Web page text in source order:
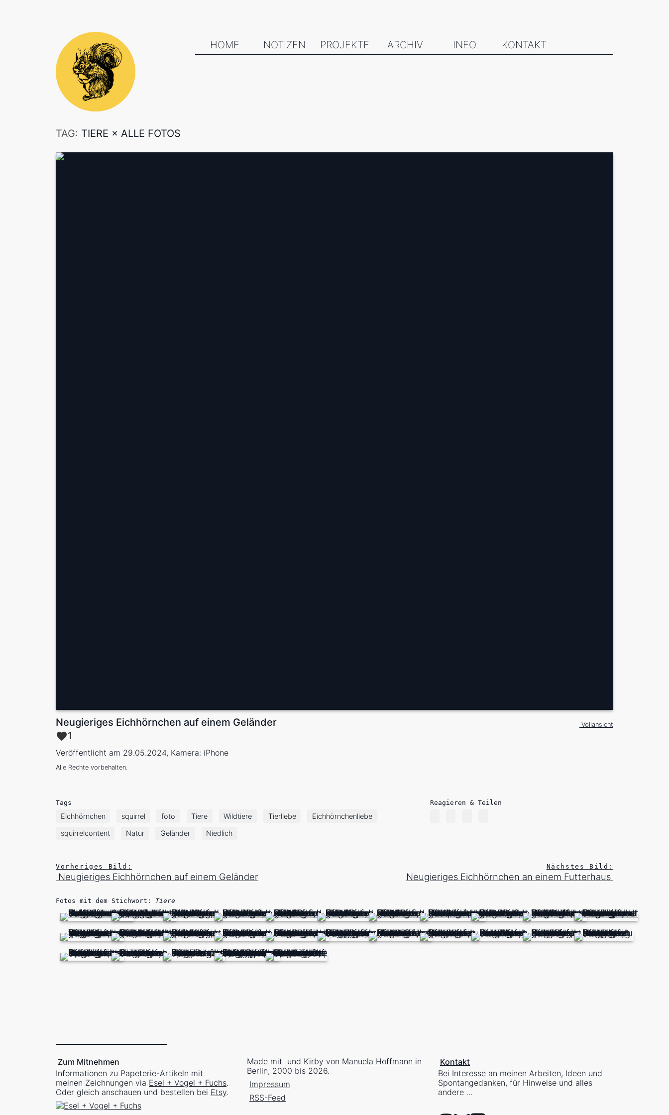
HOME NOTIZEN PROJEKTE ARCHIV INFO KONTAKT
TAG: TIERE × ALLE FOTOS
Neugieriges Eichhörnchen auf einem Geländer
1
Veröffentlicht am 29.05.2024, Kamera: iPhone
Alle Rechte vorbehalten.
Vollansicht
Tags
Eichhörnchen squirrel foto Tiere Wildtiere Tierliebe Eichhörnchenliebe
squirrelcontent Natur Geländer Niedlich
Reagieren & Teilen
Vorheriges Bild:
Neugieriges Eichhörnchen auf einem Geländer
Nächstes Bild:
Neugieriges Eichhörnchen an einem Futterhaus
Fotos mit dem Stichwort: Tiere
Zum Mitnehmen
Informationen zu Papeterie-Artikeln mit
meinen Zeichnungen via Esel + Vogel + Fuchs.
Oder gleich anschauen und bestellen bei Etsy.
Made mit und Kirby von Manuela Hoffmann in
Berlin, 2000 bis 2026.
Impressum
RSS-Feed
Kontakt
Bei Interesse an meinen Arbeiten, Ideen und
Spontangedanken, für Hinweise und alles
andere ...